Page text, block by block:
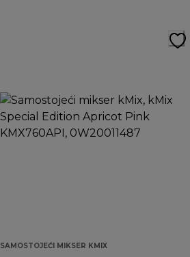
SAMOSTOJEĆI MIKSER KMIX